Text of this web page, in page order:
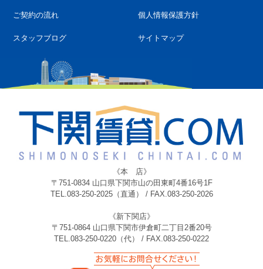
ご契約の流れ
スタッフブログ
個人情報保護方針
サイトマップ
《本 店》
〒751-0834 山口県下関市山の田東町4番16号1F
TEL.083-250-2025（直通） / FAX.083-250-2026
《新下関店》
〒751-0864 山口県下関市伊倉町二丁目2番20号
TEL.083-250-0220（代） / FAX.083-250-0222